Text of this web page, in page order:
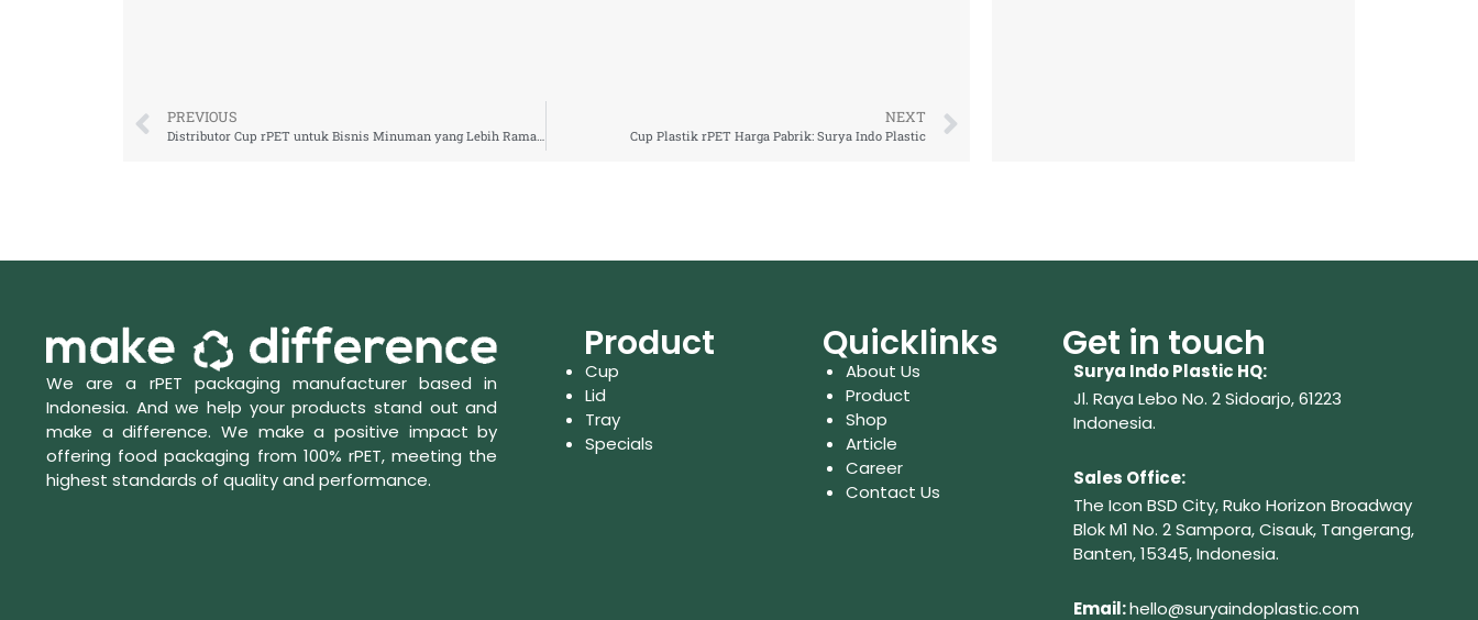
PREVIOUS
Distributor Cup rPET untuk Bisnis Minuman yang Lebih Ramah Lingkungan
NEXT
Cup Plastik rPET Harga Pabrik: Surya Indo Plastic
We are a rPET packaging manufacturer based in
Indonesia. And we help your products stand out and
make a difference. We make a positive impact by
offering food packaging from 100% rPET, meeting the
highest standards of quality and performance.
Product
Cup
Lid
Tray
Specials
Quicklinks
About Us
Product
Shop
Article
Career
Contact Us
Get in touch
Surya Indo Plastic HQ:
Jl. Raya Lebo No. 2 Sidoarjo, 61223
Indonesia.
Sales Office:
The Icon BSD City, Ruko Horizon Broadway
Blok M1 No. 2Sampora, Cisauk, Tangerang,
Banten, 15345, Indonesia.
Email:hello@suryaindoplastic.com